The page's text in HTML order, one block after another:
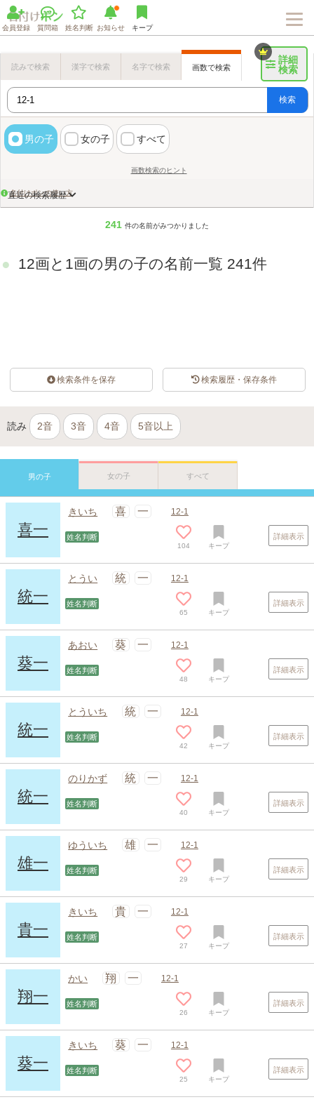
会員登録 質問箱 姓名判断 お知らせ キープ
詳細
検索
読みで検索 漢字で検索 名字で検索 画数で検索
検索
男の子 女の子 すべて
画数検索のヒント
名付けポンの使い方
直近の検索履歴
241 件の名前がみつかりました
12画と1画の男の子の名前一覧 241件
検索条件を保存 検索履歴・保存条件
読み 2音 3音 4音 5音以上
男の子 女の子 すべて
喜一
きいち 喜 一 12-1
姓名判断
104 キープ
詳細表示
統一
とうい 統 一 12-1
姓名判断
65 キープ
詳細表示
葵一
あおい 葵 一 12-1
姓名判断
48 キープ
詳細表示
統一
とういち 統 一 12-1
姓名判断
42 キープ
詳細表示
統一
のりかず 統 一 12-1
姓名判断
40 キープ
詳細表示
雄一
ゆういち 雄 一 12-1
姓名判断
29 キープ
詳細表示
貴一
きいち 貴 一 12-1
姓名判断
27 キープ
詳細表示
翔一
かい 翔 一 12-1
姓名判断
26 キープ
詳細表示
葵一
きいち 葵 一 12-1
姓名判断
25 キープ
詳細表示